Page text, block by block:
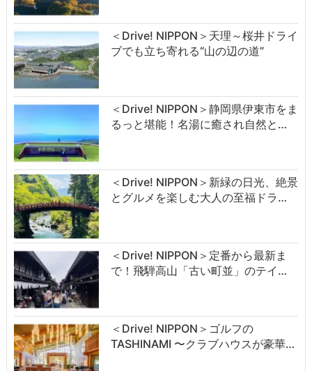
＜Drive! NIPPON＞天理～桜井ドライ
ブでも立ち寄れる“山の辺の道”
＜Drive! NIPPON＞静岡県伊東市をま
るっと堪能！名湯に癒され自然と…
＜Drive! NIPPON＞新緑の日光、絶景
とグルメを楽しむ大人の至福ドラ…
＜Drive! NIPPON＞定番から最新ま
で！飛騨高山「古い町並」のテイ…
＜Drive! NIPPON＞ゴルフの
TASHINAMI 〜クラブハウスが豪華…